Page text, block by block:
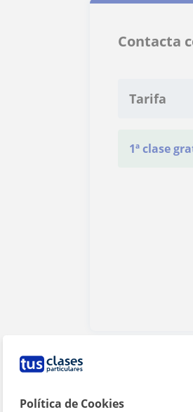
Política de Cookies
Contacta
Tarifa
1ª clase